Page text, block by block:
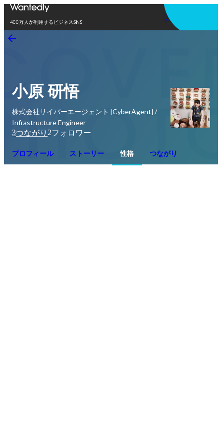
400万人が利用するビジネスSNS
アプリを使う
小原 研悟
株式会社サイバーエージェント [CyberAgent] /
Infrastructure Engineer
3つながり 2フォロワー
プロフィール ストーリー 性格 つながり